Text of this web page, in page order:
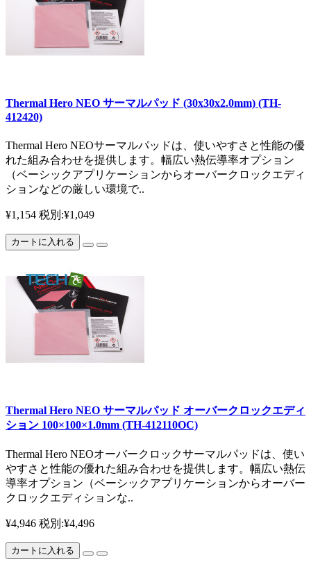
Thermal Hero NEO サーマルパッド (30x30x2.0mm) (TH-
412420)
Thermal Hero NEOサーマルパッドは、使いやすさと性能の優
れた組み合わせを提供します。幅広い熱伝導率オプション
（ベーシックアプリケーションからオーバークロックエディ
ションなどの厳しい環境で..
¥1,154 税別:¥1,049
カートに入れる
Thermal Hero NEO サーマルパッド オーバークロックエディ
ション 100×100×1.0mm (TH-412110OC)
Thermal Hero NEOオーバークロックサーマルパッドは、使い
やすさと性能の優れた組み合わせを提供します。幅広い熱伝
導率オプション（ベーシックアプリケーションからオーバー
クロックエディションな..
¥4,946 税別:¥4,496
カートに入れる